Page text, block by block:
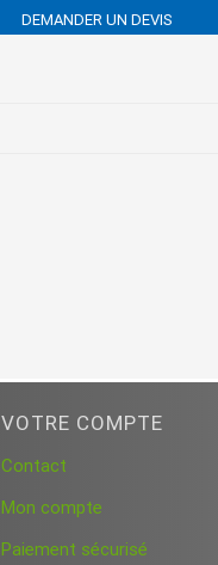
DEMANDER UN DEVIS
VOTRE COMPTE
Contact
Mon compte
Paiement sécurisé